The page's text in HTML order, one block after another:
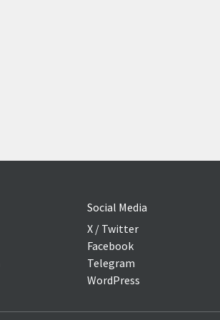
Social Media
X / Twitter
Facebook
Telegram
WordPress